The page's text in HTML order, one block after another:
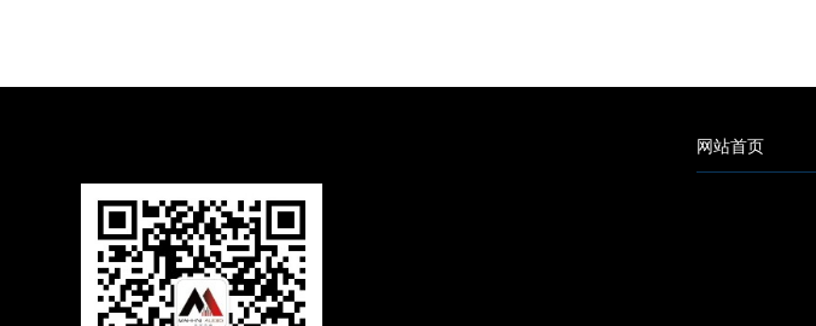
网站首页